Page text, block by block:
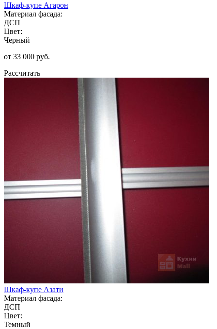
Шкаф-купе Агарон
Материал фасада:
ДСП
Цвет:
Черный
от 33 000 руб.
Рассчитать
Шкаф-купе Азати
Материал фасада:
ДСП
Цвет:
Темный